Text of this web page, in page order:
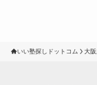
いい塾探しドットコム 大